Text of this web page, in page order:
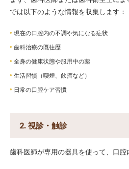
では以下のような情報を収集します：
現在の口腔内の不調や気になる症状
歯科治療の既往歴
全身の健康状態や服用中の薬
生活習慣（喫煙、飲酒など）
日常の口腔ケア習慣
2. 視診・触診
歯科医師が専用の器具を使って、口腔